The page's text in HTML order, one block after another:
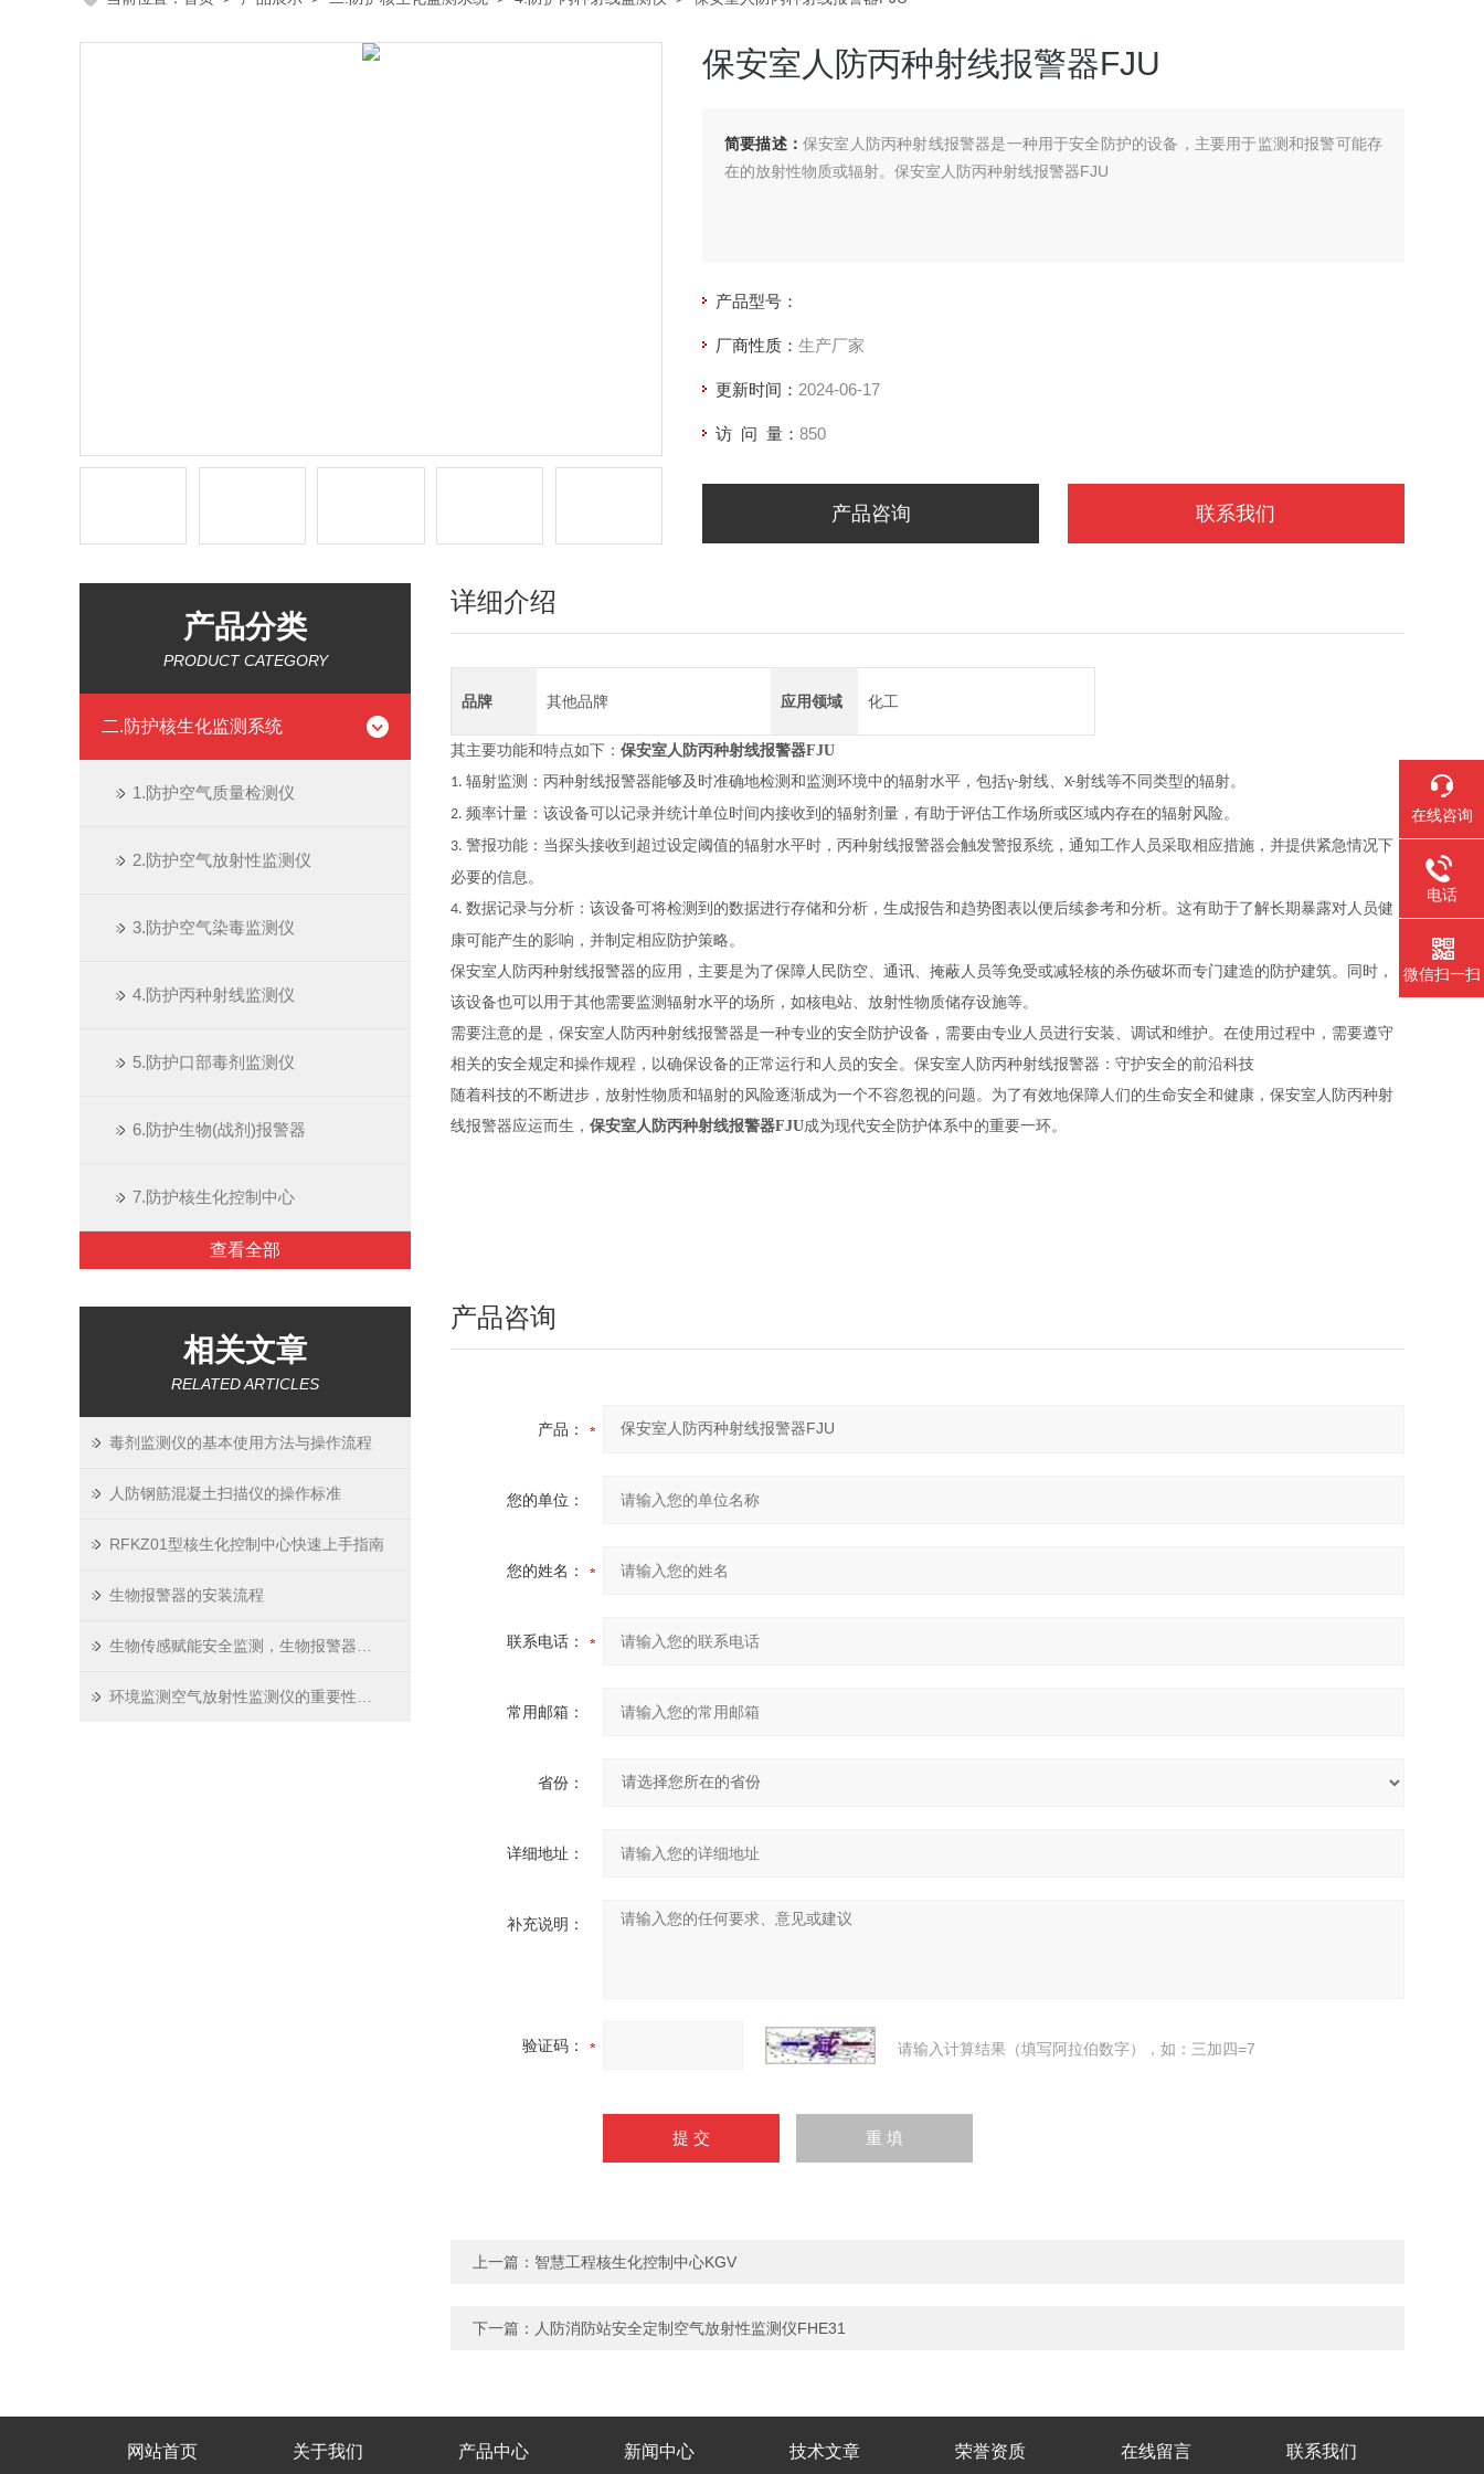
保安室人防丙种射线报警器FJU
简要描述： 保安室人防丙种射线报警器是一种用于安全防护的设备，主要用于监测和报警可能存
在的放射性物质或辐射。保安室人防丙种射线报警器FJU
产品型号：
厂商性质： 生产厂家
更新时间： 2024-06-17
访 问 量： 850
产品咨询 联系我们
产品分类
PRODUCT CATEGORY
二.防护核生化监测系统
1.防护空气质量检测仪
2.防护空气放射性监测仪
3.防护空气染毒监测仪
4.防护丙种射线监测仪
5.防护口部毒剂监测仪
6.防护生物(战剂)报警器
7.防护核生化控制中心
查看全部
相关文章
RELATED ARTICLES
毒剂监测仪的基本使用方法与操作流程
人防钢筋混凝土扫描仪的操作标准
RFKZ01型核生化控制中心快速上手指南
生物报警器的安装流程
详细介绍
品牌 其他品牌 应用领域 化工
其主要功能和特点如下： 保安室人防丙种射线报警器FJU
1. 辐射监测：丙种射线报警器能够及时准确地检测和监测环境中的辐射水平，包括γ-射线、 X-射线等不同类型的辐射。
2. 频率计量：该设备可以记录并统计单位时间内接收到的辐射剂量，有助于评估工作场所或区域内存在的辐射风险。
3. 警报功能：当探头接收到超过设定阈值的辐射水平时，丙种射线报警器会触发警报系统，通知工作人员采取相应措施，并提供紧急情况下
必要的信息。
4. 数据记录与分析：该设备可将检测到的数据进行存储和分析，生成报告和趋势图表以便后续参考和分析。这有助于了解长期暴露对人员健
康可能产生的影响，并制定相应防护策略。
保安室人防丙种射线报警器的应用，主要是为了保障人民防空、通讯、掩蔽人员等免受或减轻核的杀伤破坏而专门建造的防护建筑。同时，
该设备也可以用于其他需要监测辐射水平的场所，如核电站、放射性物质储存设施等。
需要注意的是，保安室人防丙种射线报警器是一种专业的安全防护设备，需要由专业人员进行安装、调试和维护。在使用过程中，需要遵守
相关的安全规定和操作规程，以确保设备的正常运行和人员的安全。保安室人防丙种射线报警器：守护安全的前沿科技
随着科技的不断进步，放射性物质和辐射的风险逐渐成为一个不容忽视的问题。为了有效地保障人们的生命安全和健康，保安室人防丙种射
线报警器应运而生， 保安室人防丙种射线报警器FJU成为现代安全防护体系中的重要一环。
产品咨询
产品：
您的单位：
您的姓名：
联系电话：
常用邮箱：
省份：
详细地址：
补充说明：
验证码： 请输入计算结果（填写阿拉伯数字），如：三加四=7
上一篇： 智慧工程核生化控制中心KGV
下一篇： 人防消防站安全定制空气放射性监测仪FHE31
网站首页 关于我们 产品中心 新闻中心 技术文章 荣誉资质 在线留言 联系我们
在线咨询
电话
微信扫一扫